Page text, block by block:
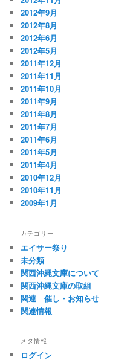
2012年9月
2012年8月
2012年6月
2012年5月
2011年12月
2011年11月
2011年10月
2011年9月
2011年8月
2011年7月
2011年6月
2011年5月
2011年4月
2010年12月
2010年11月
2009年1月
カテゴリー
エイサー祭り
未分類
関西沖縄文庫について
関西沖縄文庫の取組
関連 催し・お知らせ
関連情報
メタ情報
ログイン